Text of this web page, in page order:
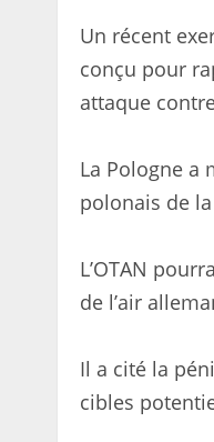
Un récent
conçu pour
attaque
La Pologne a
polonais de
L’OTAN
de l’air
Il a cité la
cibles